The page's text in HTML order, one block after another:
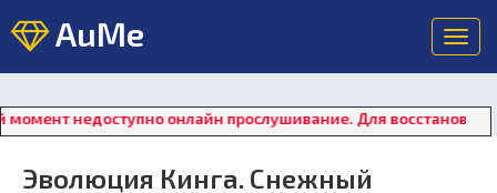
AuMe
онлайн прослушивание. Для восстановления
Эволюция Кинга. Снежный